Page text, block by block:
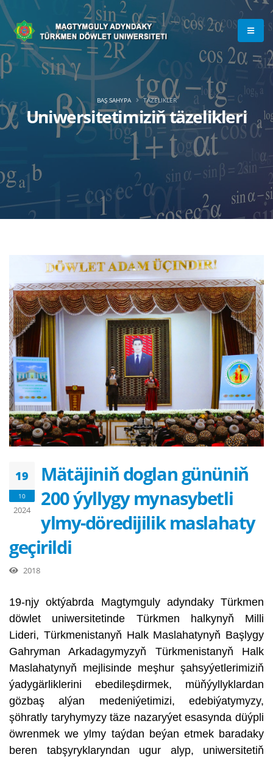
Uniwersitetimiziň täzelikleri
BAŞ SAHYPA TÄZELIKLER
19
10
2024
Mätäjiniň doglan gününiň
200 ýyllygy mynasybetli
ylmy-döredijilik maslahaty
geçirildi
2018
19-njy oktýabrda Magtymguly adyndaky Türkmen
döwlet uniwersitetinde Türkmen halkynyň Milli
Lideri, Türkmenistanyň Halk Maslahatynyň Başlygy
Gahryman Arkadagymyzyň Türkmenistanyň Halk
Maslahatynyň mejlisinde meşhur şahsyýetlerimiziň
ýadygärliklerini ebedileşdirmek, müňýyllyklardan
gözbaş alýan medeniýetimizi, edebiýatymyzy,
şöhratly taryhymyzy täze nazaryýet esasynda düýpli
öwrenmek we ylmy taýdan beýan etmek baradaky
beren tabşyryklaryndan ugur alyp, uniwersitetiň